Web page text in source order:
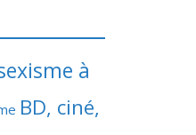
à
BD, ciné,